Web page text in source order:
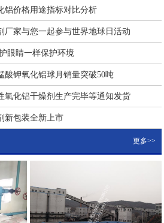
铝价格用途指标对比分析
厂家与您一起参与世界地球日活动
眼睛一样保护环境
酸钾氧化铝球月销量突破50吨
氧化铝干燥剂生产完毕等通知发货
新包装全新上市
更多>>